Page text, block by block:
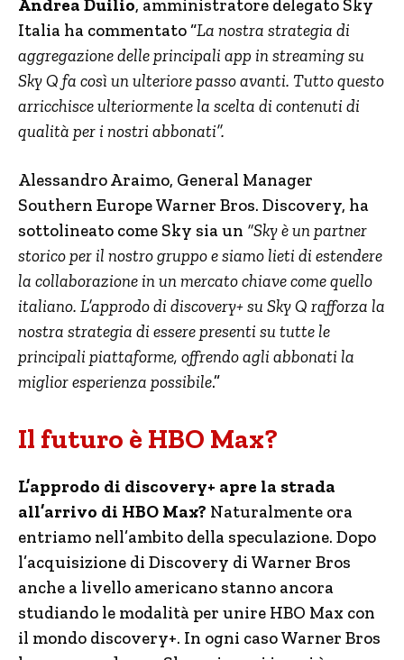
Andrea Duilio, amministratore delegato Sky
Italia ha commentato “La nostra strategia di
aggregazione delle principali app in streaming su
Sky Q fa così un ulteriore passo avanti. Tutto questo
arricchisce ulteriormente la scelta di contenuti di
qualità per i nostri abbonati”.
Alessandro Araimo, General Manager
Southern Europe Warner Bros. Discovery, ha
sottolineato come Sky sia un “Sky è un partner
storico per il nostro gruppo e siamo lieti di estendere
la collaborazione in un mercato chiave come quello
italiano. L’approdo di discovery+ su Sky Q rafforza la
nostra strategia di essere presenti su tutte le
principali piattaforme, offrendo agli abbonati la
miglior esperienza possibile.”
Il futuro è HBO Max?
L’approdo di discovery+ apre la strada
all’arrivo di HBO Max? Naturalmente ora
entriamo nell’ambito della speculazione. Dopo
l’acquisizione di Discovery di Warner Bros
anche a livello americano stanno ancora
studiando le modalità per unire HBO Max con
il mondo discovery+. In ogni caso Warner Bros